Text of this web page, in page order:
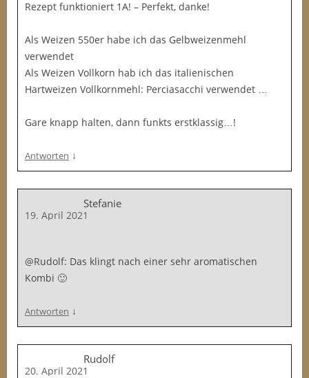
Rezept funktioniert 1A! – Perfekt, danke!
Als Weizen 550er habe ich das Gelbweizenmehl
verwendet
Als Weizen Vollkorn hab ich das italienischen
Hartweizen Vollkornmehl: Perciasacchi verwendet …
Gare knapp halten, dann funkts erstklassig…!
Antworten ↓
Stefanie
19. April 2021
@Rudolf: Das klingt nach einer sehr aromatischen
Kombi 🙂
Antworten ↓
Rudolf
20. April 2021